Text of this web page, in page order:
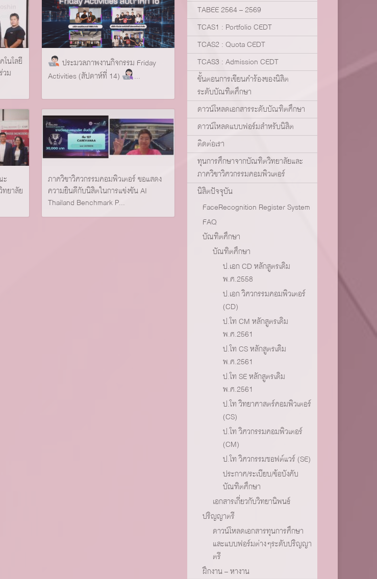
นโลยี
วม
ประมวลภาพงานกิจกรรม Friday
Activities (สัปดาห์ที่ 14)
...
ะ
ยาลัย
ภาควิชาวิศวกรรมคอมพิวเตอร์ ขอแสดง
ความยินดีกับนิสิตในการแข่งขัน AI
Thailand Benchmark P...
TABEE 2564 – 2569
TCAS1 : Portfolio CEDT
TCAS2 : Quota CEDT
TCAS3 : Admission CEDT
ขั้นตอนการเขียนคำร้องของนิสิต
ระดับบัณฑิตศึกษา
ดาวน์โหลดเอกสารระดับบัณฑิตศึกษา
ดาวน์โหลดแบบฟอร์มสำหรับนิสิต
ติดต่อเรา
ทุนการศึกษาจากบัณฑิตวิทยาลัยและ
ภาควิชาวิศวกรรมคอมพิวเตอร์
นิสิตปัจจุบัน
FaceRecognition Register System
FAQ
บัณฑิตศึกษา
บัณฑิตศึกษา
ป.เอก CD หลักสูตรเดิม
พ.ศ.2558
ป.เอก วิศวกรรมคอมพิวเตอร์
(CD)
ป.โท CM หลักสูตรเดิม
พ.ศ.2561
ป.โท CS หลักสูตรเดิม
พ.ศ.2561
ป.โท SE หลักสูตรเดิม
พ.ศ.2561
ป.โท วิทยาศาสตร์คอมพิวเตอร์
(CS)
ป.โท วิศวกรรมคอมพิวเตอร์
(CM)
ป.โท วิศวกรรมซอฟต์แวร์ (SE)
ประกาศ/ระเบียบ/ข้อบังคับ
บัณฑิตศึกษา
เอกสารเกี่ยวกับวิทยานิพนธ์
ปริญญาตรี
ดาวน์โหลดเอกสารทุนการศึกษา
และแบบฟอร์มต่างๆระดับปริญญา
ตรี
ฝึกงาน – หางาน